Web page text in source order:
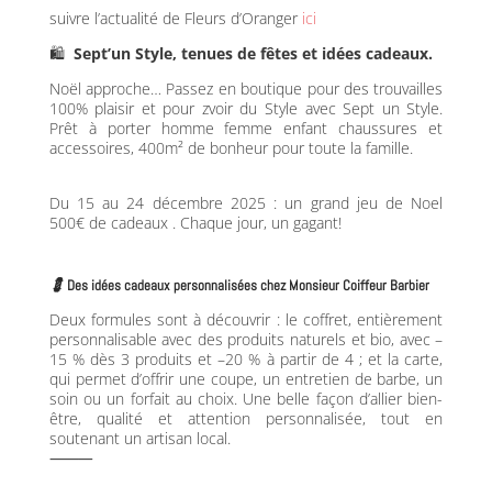
suivre l’actualité de Fleurs d’Oranger ici
🛍️ Sept’un Style, tenues de fêtes et idées cadeaux.
Noël approche… Passez en boutique pour des trouvailles
100% plaisir et pour zvoir du Style avec Sept un Style.
Prêt à porter homme femme enfant chaussures et
accessoires, 400m² de bonheur pour toute la famille.
Du 15 au 24 décembre 2025 : un grand jeu de Noel
500€ de cadeaux . Chaque jour, un gagant!
💈 Des idées cadeaux personnalisées chez Monsieur Coiffeur Barbier
Deux formules sont à découvrir : le coffret, entièrement
personnalisable avec des produits naturels et bio, avec –
15 % dès 3 produits et –20 % à partir de 4 ; et la carte,
qui permet d’offrir une coupe, un entretien de barbe, un
soin ou un forfait au choix. Une belle façon d’allier bien-
être, qualité et attention personnalisée, tout en
soutenant un artisan local.
⸻